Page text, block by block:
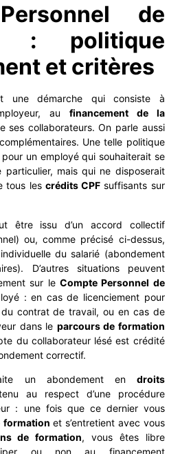
de
: politique
et critères
démarche qui consiste à
au financement de la
ses collaborateurs. On parle aussi
Une telle politique
un employé qui souhaiterait se
particulier, mais qui ne disposerait
tous les crédits CPF suffisants sur
être issu d’un accord collectif
ou, comme précisé ci-dessus,
du salarié (abondement
D’autres situations peuvent
sur le Compte Personnel de
: en cas de licenciement pour
du contrat de travail, ou en cas de
dans le parcours de formation
du collaborateur lésé est crédité
correctif.
un abondement en droits
au respect d’une procédure
: une fois que ce dernier vous
formation et s’entretient avec vous
de formation, vous êtes libre
ou non au financement